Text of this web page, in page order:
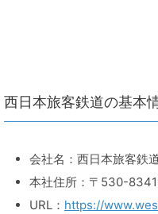
西日本旅客鉄道の基本
会社名：西日本旅客鉄
本社住所：〒530-
URL： https://